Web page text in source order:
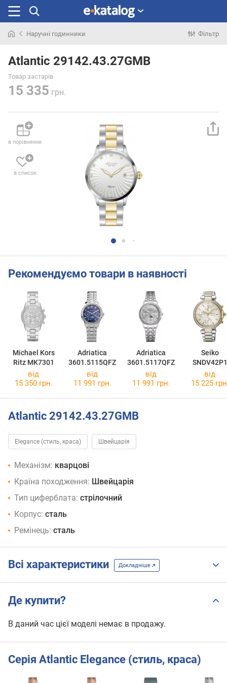
раніше
Наручні годинники Фільтр
Atlantic 29142.43.27GMB
Товар застарів
15 335 грн.
в порівняння
в список
Рекомендуємо товари в наявності
Michael Kors
Ritz MK7301
Adriatica
3601.5115QFZ
Adriatica
3601.5117QFZ
Seiko
SNDV42P1
від
15 350 грн.
від
11 991 грн.
від
11 991 грн.
від
15 225
Atlantic 29142.43.27GMB
Elegance (стиль, краса) Швейцарія
Механізм: кварцові
Країна походження: Швейцарія
Тип циферблата: стрілочний
Корпус: сталь
Ремінець: сталь
Всі характеристики Докладніше
Де купити?
В даний час цієї моделі немає в продажу.
Серія Atlantic Elegance (стиль, краса)